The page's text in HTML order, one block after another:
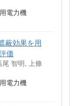
電力機
蔽効果を用
価
智明, 上條
電力機